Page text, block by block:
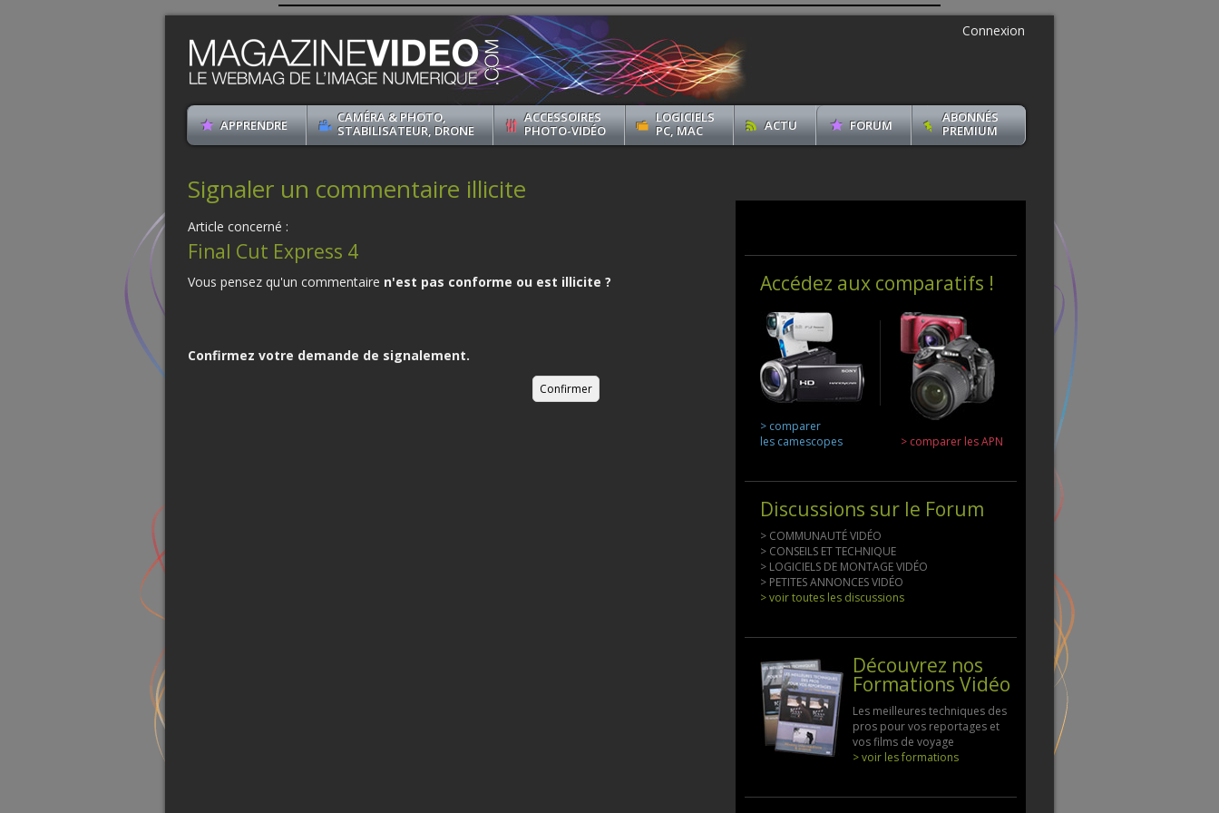
Connexion
APPRENDRE
CAMÉRA & PHOTO,
STABILISATEUR, DRONE
ACCESSOIRES
PHOTO-VIDÉO
LOGICIELS
PC, MAC
ACTU FORUM
ABONNÉS
PREMIUM
Signaler un commentaire illicite
Article concerné :
Final Cut Express 4
Vous pensez qu'un commentaire n'est pas conforme ou est illicite ?
Confirmez votre demande de signalement.
Accédez aux comparatifs !
> comparer
les camescopes
> comparer les APN
Discussions sur le Forum
> COMMUNAUTÉ VIDÉO
> CONSEILS ET TECHNIQUE
> LOGICIELS DE MONTAGE VIDÉO
> PETITES ANNONCES VIDÉO
> voir toutes les discussions
Découvrez nos
Formations Vidéo
Les meilleures techniques des
pros pour vos reportages et
vos films de voyage
> voir les formations